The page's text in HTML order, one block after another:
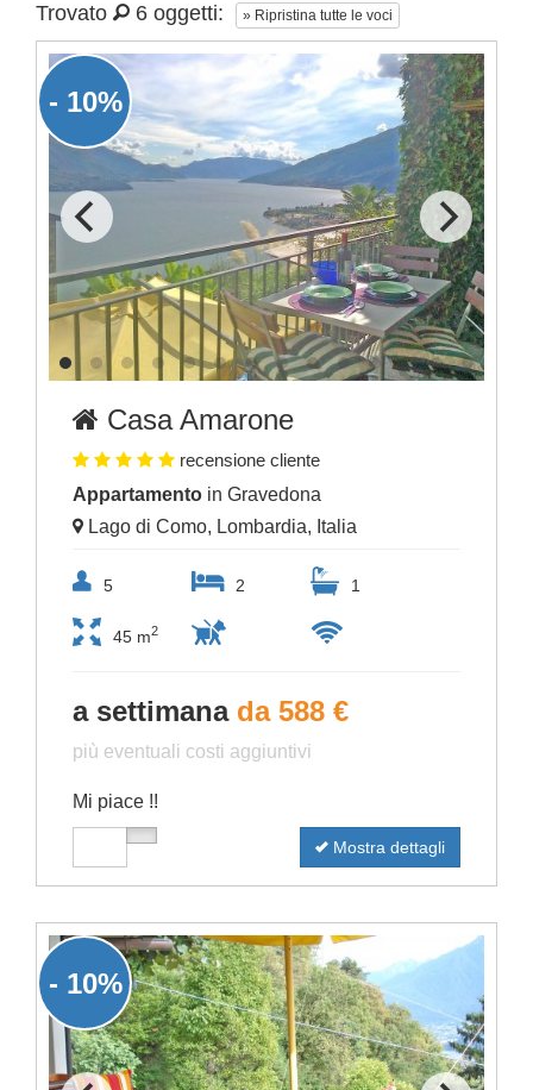
Trovato 6 oggetti: » Ripristina tutte le voci
- 10%
Casa Amarone
recensione cliente
Appartamento in Gravedona
Lago di Como, Lombardia, Italia
5 2 1
45 m2
a settimana da 588 €
più eventuali costi aggiuntivi
Mi piace !!
Mostra dettagli
- 10%